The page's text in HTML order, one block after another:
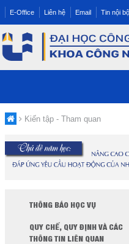
E-Office Liên hệ Email Tin nội bộ
Kiến tập - Tham quan
THÔNG BÁO HỌC VỤ
QUY CHẾ, QUY ĐỊNH VÀ CÁC
THÔNG TIN LIÊN QUAN